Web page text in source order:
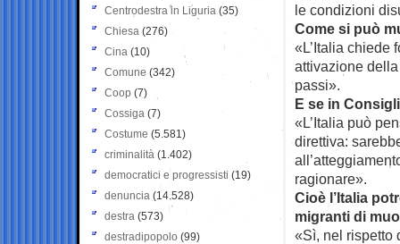
le condizioni
Come si può
«L’Italia chiede
attivazione
passi».
E se in
«L’Italia può
direttiva:
ragionare».
Cioè l’Italia
migranti di
«Sì, nel rispetto
Centrodestra in Liguria (35)
Chiesa (276)
Cina (10)
Comune (342)
Coop (7)
Cossiga (7)
Costume (5.581)
criminalità (1.402)
democratici e progressisti (19)
denuncia (14.528)
destra (573)
destradipopolo (99)